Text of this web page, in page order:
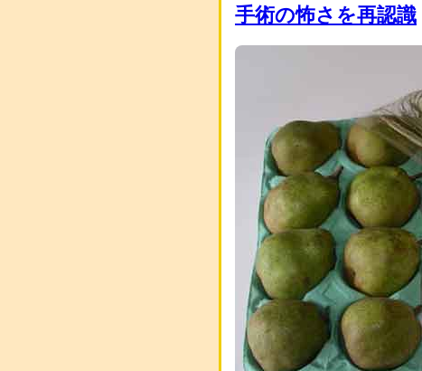
手術の怖さを再認識